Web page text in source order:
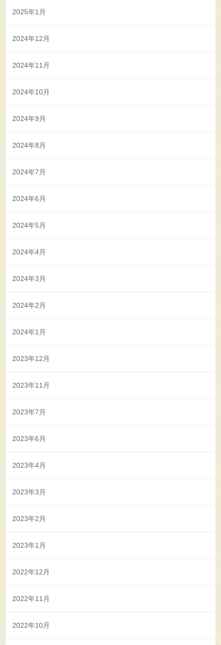
2025年1月
2024年12月
2024年11月
2024年10月
2024年9月
2024年8月
2024年7月
2024年6月
2024年5月
2024年4月
2024年3月
2024年2月
2024年1月
2023年12月
2023年11月
2023年7月
2023年6月
2023年4月
2023年3月
2023年2月
2023年1月
2022年12月
2022年11月
2022年10月